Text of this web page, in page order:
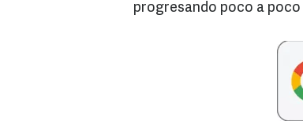
progresando poco a poco